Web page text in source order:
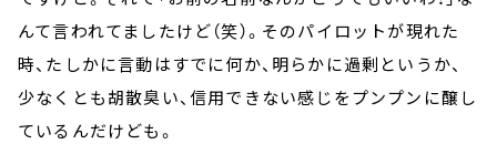
んて言われてましたけど（笑）。そのパイロットが現れた
時、たしかに言動はすでに何か、明らかに過剰というか、
少なくとも胡散臭い、信用できない感じをプンプンに醸し
ているんだけども。